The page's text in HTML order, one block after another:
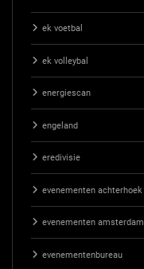
ek voetbal
ek volleybal
energiescan
engeland
eredivisie
evenementen achterhoek
evenementen amsterdam
evenementenbureau